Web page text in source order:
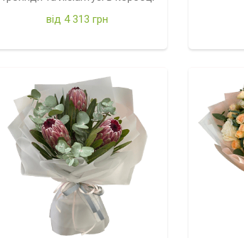
від 4 313 грн